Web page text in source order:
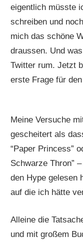
eigentlich müsste
schreiben und
mich das schöne
draussen. Und
Twitter rum. Jetzt
erste Frage für den
Meine Versuche
gescheitert als
“Paper Princess”
Schwarze Thron”
den Hype gelesen
auf die ich hätte
Alleine die
und mit großem